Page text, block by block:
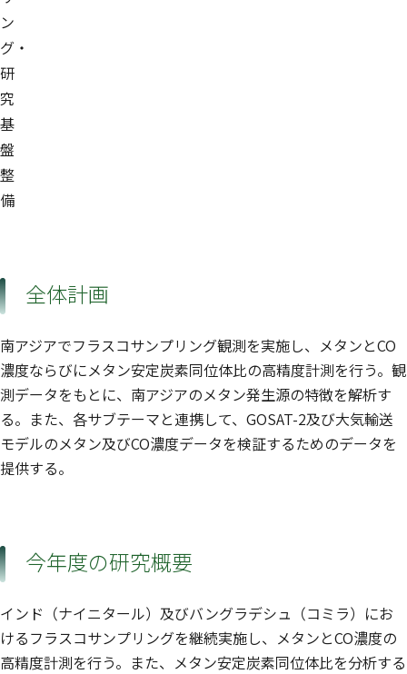
ン
グ・
研
究
基
盤
整
備
全体計画
南アジアでフラスコサンプリング観測を実施し、メタンとCO
濃度ならびにメタン安定炭素同位体比の高精度計測を行う。観
測データをもとに、南アジアのメタン発生源の特徴を解析す
る。また、各サブテーマと連携して、GOSAT-2及び大気輸送
モデルのメタン及びCO濃度データを検証するためのデータを
提供する。
今年度の研究概要
インド（ナイニタール）及びバングラデシュ（コミラ）にお
けるフラスコサンプリングを継続実施し、メタンとCO濃度の
高精度計測を行う。また、メタン安定炭素同位体比を分析する